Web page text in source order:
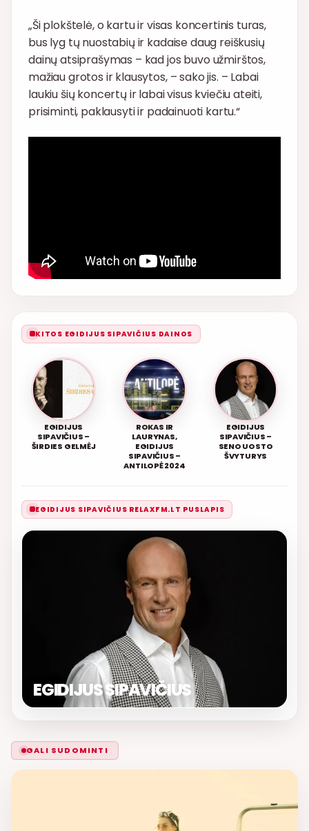
„Ši plokštelė, o kartu ir visas koncertinis turas,
bus lyg tų nuostabių ir kadaise daug reiškusių
dainų atsiprašymas – kad jos buvo užmirštos,
mažiau grotos ir klausytos, – sako jis. – Labai
laukiu šių koncertų ir labai visus kviečiu ateiti,
prisiminti, paklausyti ir padainuoti kartu.“
KITOS EGIDIJUS SIPAVIČIUS DAINOS
EGIDIJUS
SIPAVIČIUS –
ŠIRDIES GELMĖJ
ROKAS IR
LAURYNAS,
EGIDIJUS
SIPAVIČIUS –
ANTILOPĖ 2024
EGIDIJUS
SIPAVIČIUS –
SENO UOSTO
ŠVYTURYS
EGIDIJUS SIPAVIČIUS RELAXFM.LT PUSLAPIS
EGIDIJUS SIPAVIČIUS
GALI SUDOMINTI